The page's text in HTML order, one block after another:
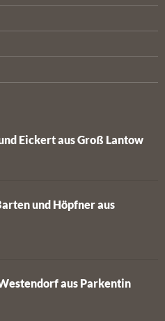
Eickert aus Groß Lantow
und Höpfner aus
aus Parkentin